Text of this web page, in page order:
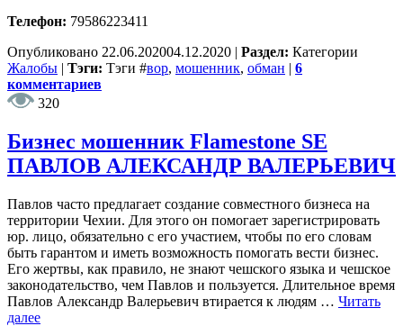
Телефон: 79586223411
Опубликовано 22.06.202004.12.2020 | Раздел: Категории
Жалобы | Тэги: Тэги #вор, мошенник, обман | 6
комментариев
320
Бизнес мошенник Flamestone SE
ПАВЛОВ АЛЕКСАНДР ВАЛЕРЬЕВИЧ
Павлов часто предлагает создание совместного бизнеса на
территории Чехии. Для этого он помогает зарегистрировать
юр. лицо, обязательно с его участием, чтобы по его словам
быть гарантом и иметь возможность помогать вести бизнес.
Его жертвы, как правило, не знают чешского языка и чешское
законодательство, чем Павлов и пользуется. Длительное время
Павлов Александр Валерьевич втирается к людям … Читать
далее